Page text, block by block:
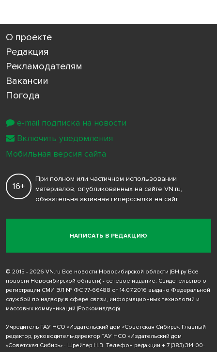
О проекте
Редакция
Рекламодателям
Вакансии
Погода
НАПИСАТЬ В РЕДАКЦИЮ
16+
При полном или частичном использовании
материалов, опубликованных на сайте VN.ru,
обязательна активная гиперссылка на сайт
© 2015 - 2026 VN.ru Все новости Новосибирской области (ВН.ру Все
новости Новосибирской области) - сетевое издание. Свидетельство о
регистрации СМИ ЭЛ № ФС 77-66488 от 14.07.2016 выдано Федеральной
службой по надзору в сфере связи, информационных технологий и
массовых коммуникаций (Роскомнадзор)
Учредитель ГАУ НСО «Издательский дом «Советская Сибирь». Главный
редактор, руководитель-директор ГАУ НСО «Издательский дом
«Советская Сибирь» - Шрейтер Н.В. Телефон редакции + 7 (383) 314-00-
e-mail подписка на новости
Включить уведомления
Мобильная версия сайта